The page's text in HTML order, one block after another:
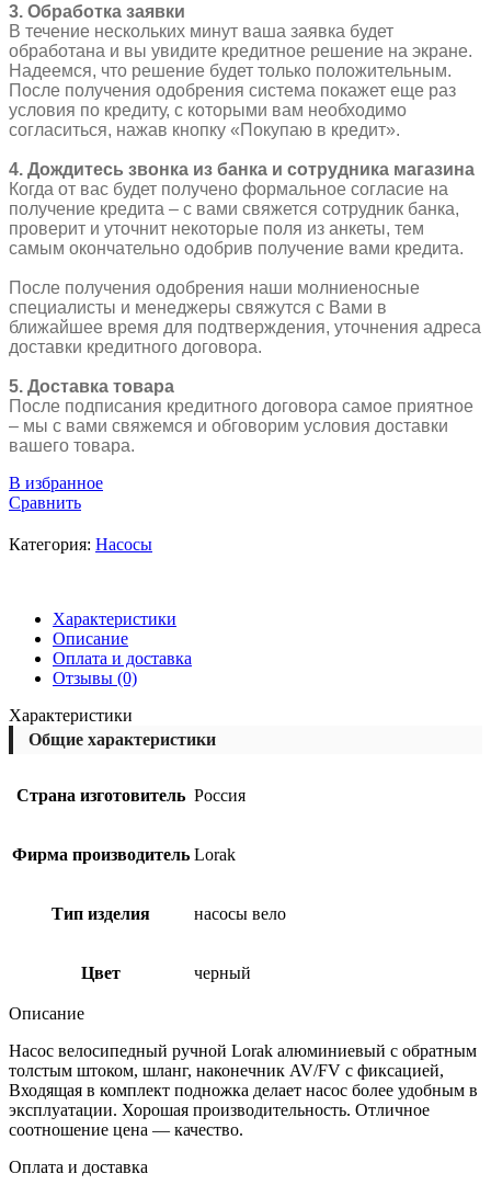
3. Обработка заявки
В течение нескольких минут ваша заявка будет
обработана и вы увидите кредитное решение на экране.
Надеемся, что решение будет только положительным.
После получения одобрения система покажет еще раз
условия по кредиту, с которыми вам необходимо
согласиться, нажав кнопку «Покупаю в кредит».
4. Дождитесь звонка из банка и сотрудника магазина
Когда от вас будет получено формальное согласие на
получение кредита – с вами свяжется сотрудник банка,
проверит и уточнит некоторые поля из анкеты, тем
самым окончательно одобрив получение вами кредита.
После получения одобрения наши молниеносные
специалисты и менеджеры свяжутся с Вами в
ближайшее время для подтверждения, уточнения адреса
доставки кредитного договора.
5. Доставка товара
После подписания кредитного договора самое приятное
– мы с вами свяжемся и обговорим условия доставки
вашего товара.
В избранное
Сравнить
Категория: Насосы
Характеристики
Описание
Оплата и доставка
Отзывы (0)
Характеристики
Общие характеристики
Страна изготовитель Россия
Фирма производитель Lorak
Тип изделия насосы вело
Цвет черный
Описание
Насос велосипедный ручной Lorak алюминиевый с обратным
толстым штоком, шланг, наконечник AV/FV с фиксацией,
Входящая в комплект подножка делает насос более удобным в
эксплуатации. Хорошая производительность. Отличное
соотношение цена — качество.
Оплата и доставка